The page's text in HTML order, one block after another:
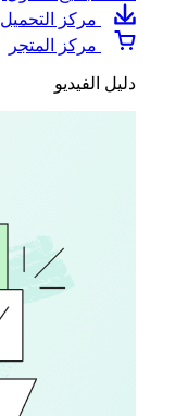
مركز التحميل
مركز المتجر
دليل الفيديو